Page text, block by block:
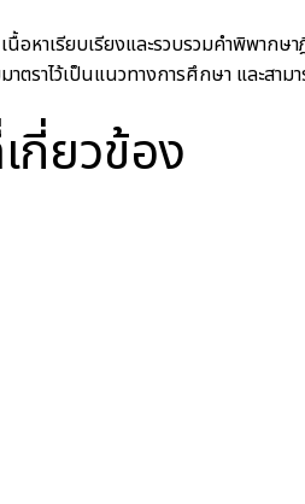
เนื้อหาเรียบเรียงและรวบรวมคำพิพาก
าตราไว้เป็นแนวทางการศึกษา และสา
กี่ยวข้อง